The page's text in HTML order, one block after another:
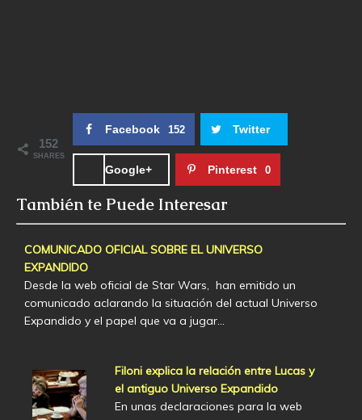
152
SHARES
Facebook 152 Twitter
Google+ Pinterest 0
También te Puede Interesar
COMUNICADO OFICIAL SOBRE EL UNIVERSO
EXPANDIDO
Desde la web oficial de Star Wars, han emitido un
comunicado aclarando la situación del actual Universo
Expandido y el papel que va a jugar…
Filoni explica la relación entre Lucas y
el antiguo Universo Expandido
En unas declaraciones para la web